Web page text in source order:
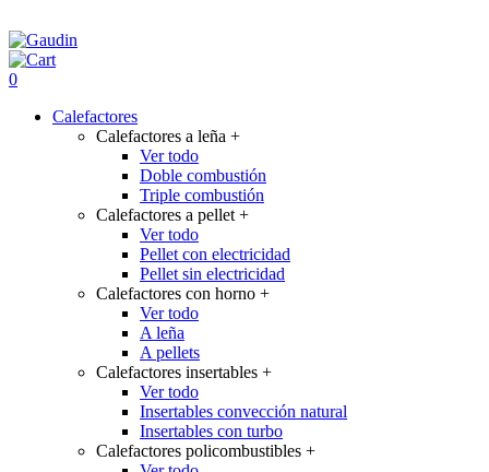
0
Calefactores
Calefactores a leña +
Ver todo
Doble combustión
Triple combustión
Calefactores a pellet +
Ver todo
Pellet con electricidad
Pellet sin electricidad
Calefactores con horno +
Ver todo
A leña
A pellets
Calefactores insertables +
Ver todo
Insertables convección natural
Insertables con turbo
Calefactores policombustibles +